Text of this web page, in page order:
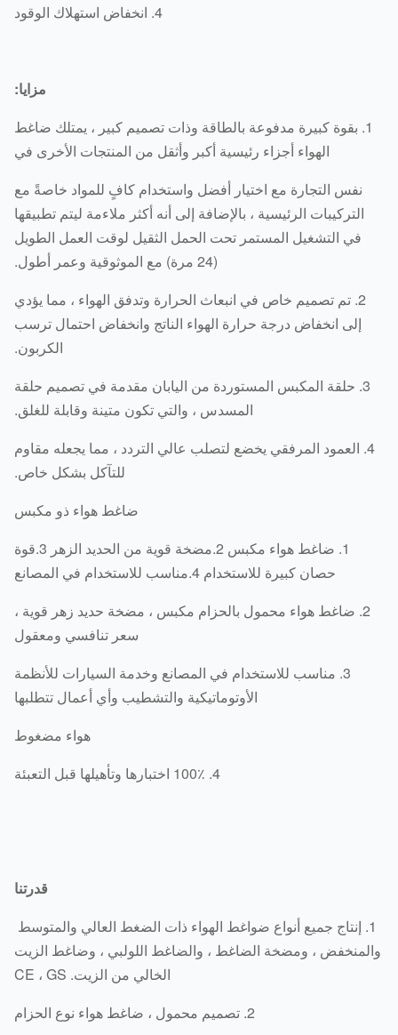
مزايا:
1. بقوة كبيرة مدفوعة بالطاقة وذات تصميم كبير ، يمتلك ضاغط
الهواء أجزاء رئيسية أكبر وأثقل من المنتجات الأخرى في
نفس التجارة مع اختيار أفضل واستخدام كافٍ للمواد خاصةً مع
التركيبات الرئيسية ، بالإضافة إلى أنه أكثر ملاءمة ليتم تطبيقها
في التشغيل المستمر تحت الحمل الثقيل لوقت العمل الطويل
2. تم تصميم خاص في انبعاث الحرارة وتدفق الهواء ، مما يؤدي
إلى انخفاض درجة حرارة الهواء الناتج وانخفاض احتمال ترسب
الكربون.
3. حلقة المكبس المستوردة من اليابان مقدمة في تصميم حلقة
المسدس ، والتي تكون متينة وقابلة للغلق.
4. العمود المرفقي يخضع لتصلب عالي التردد ، مما يجعله مقاوم
للتآكل بشكل خاص.
ضاغط هواء ذو ​​مكبس
1. ضاغط هواء مكبس 2.مضخة قوية من الحديد الزهر 3.قوة
حصان كبيرة للاستخدام 4.مناسب للاستخدام في المصانع
2. ضاغط هواء محمول بالحزام مكبس ، مضخة حديد زهر قوية ،
سعر تنافسي ومعقول
3. مناسب للاستخدام في المصانع وخدمة السيارات للأنظمة
الأوتوماتيكية والتشطيب وأي أعمال تتطلبها
هواء مضغوط
قدرتنا
1. إنتاج جميع أنواع ضواغط الهواء ذات الضغط العالي والمتوسط ​​
، ومضخة الضاغط ، والضاغط اللولبي ، وضاغط الزيت
الخالي من الزيت. CE ، GS